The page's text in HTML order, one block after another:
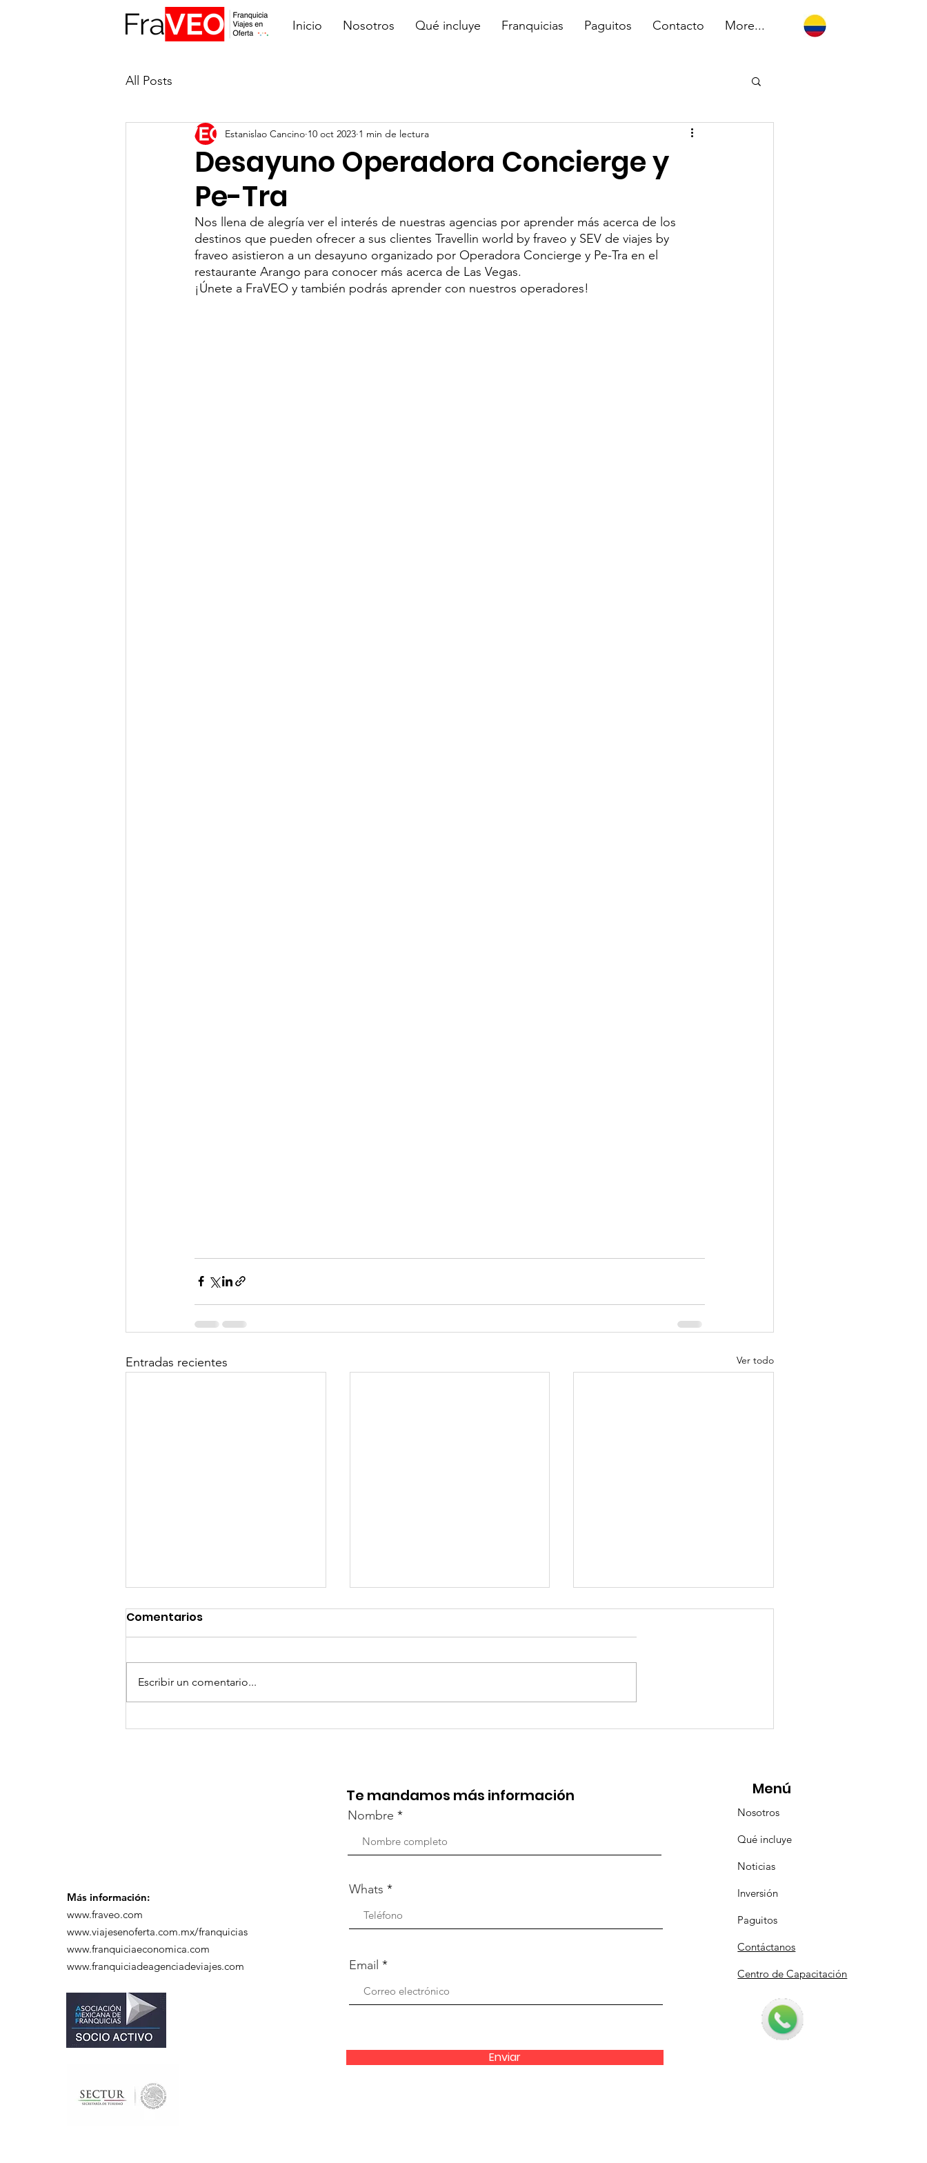
Inicio Nosotros Qué incluye Franquicias Paguitos Contacto More...
All Posts
Desayuno Operadora Concierge y
Pe-Tra
Estanislao Cancino 10 oct 2023 1 min de lectura
Nos llena de alegría ver el interés de nuestras agencias por aprender más acerca de los
destinos que pueden ofrecer a sus clientes Travellin world by fraveo y SEV de viajes by
fraveo asistieron a un desayuno organizado por Operadora Concierge y Pe-Tra en el
restaurante Arango para conocer más acerca de Las Vegas.
¡Únete a FraVEO y también podrás aprender con nuestros operadores!
Entradas recientes Ver todo
GoMapTravelByFraveo
TourTravelynByFraveo
ViveMásViajandoByFraveo
Comentarios
Escribir un comentario...
Más información:
www.fraveo.com
www.viajesenoferta.com.mx/franquicias
www.franquiciaeconomica.com
www.franquiciadeagenciadeviajes.com
Te mandamos más información
Nombre
Whats
Email
Enviar
Menú
Nosotros
Qué incluye
Noticias
Inversión
Paguitos
Contáctanos
Centro de Capacitación